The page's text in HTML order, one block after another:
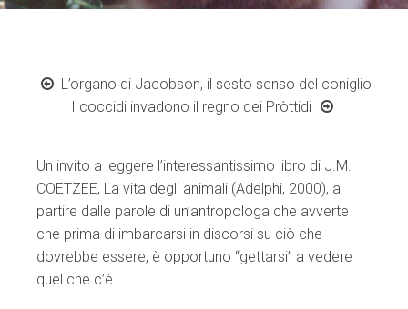
L’organo di Jacobson, il sesto senso del coniglio
I coccidi invadono il regno dei Pròttidi
Un invito a leggere l’interessantissimo libro di J.M.
COETZEE, La vita degli animali (Adelphi, 2000), a
partire dalle parole di un’antropologa che avverte
che prima di imbarcarsi in discorsi su ciò che
dovrebbe essere, è opportuno “gettarsi” a vedere
quel che c’è.